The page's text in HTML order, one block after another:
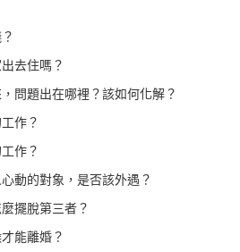
去住嗎？
問題出在哪裡？該如何化解？
作？
作？
動的對象，是否該外遇？
擺脫第三者？
能離婚？